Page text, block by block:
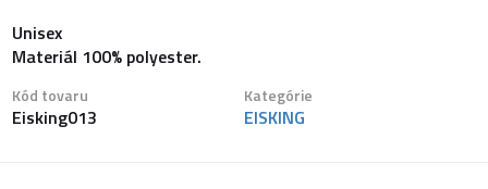
Unisex
Materiál 100% polyester.
Kód tovaru
Eisking013
Kategórie
EISKING